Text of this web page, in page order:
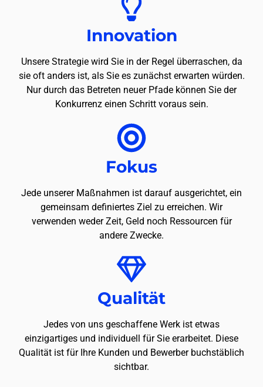
Innovation
Unsere Strategie wird Sie in der Regel überraschen, da
sie oft anders ist, als Sie es zunächst erwarten würden.
Nur durch das Betreten neuer Pfade können Sie der
Konkurrenz einen Schritt voraus sein.
Fokus
Jede unserer Maßnahmen ist darauf ausgerichtet, ein
gemeinsam definiertes Ziel zu erreichen. Wir
verwenden weder Zeit, Geld noch Ressourcen für
andere Zwecke.
Qualität
Jedes von uns geschaffene Werk ist etwas
einzigartiges und individuell für Sie erarbeitet. Diese
Qualität ist für Ihre Kunden und Bewerber buchstäblich
sichtbar.